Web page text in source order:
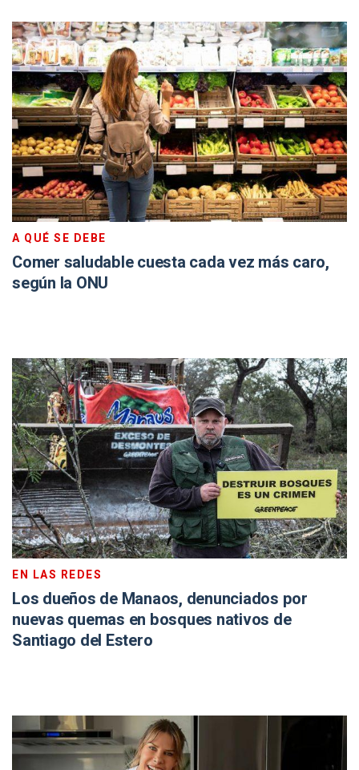
A QUÉ SE DEBE
Comer saludable cuesta cada vez más caro,
según la ONU
EN LAS REDES
Los dueños de Manaos, denunciados por
nuevas quemas en bosques nativos de
Santiago del Estero